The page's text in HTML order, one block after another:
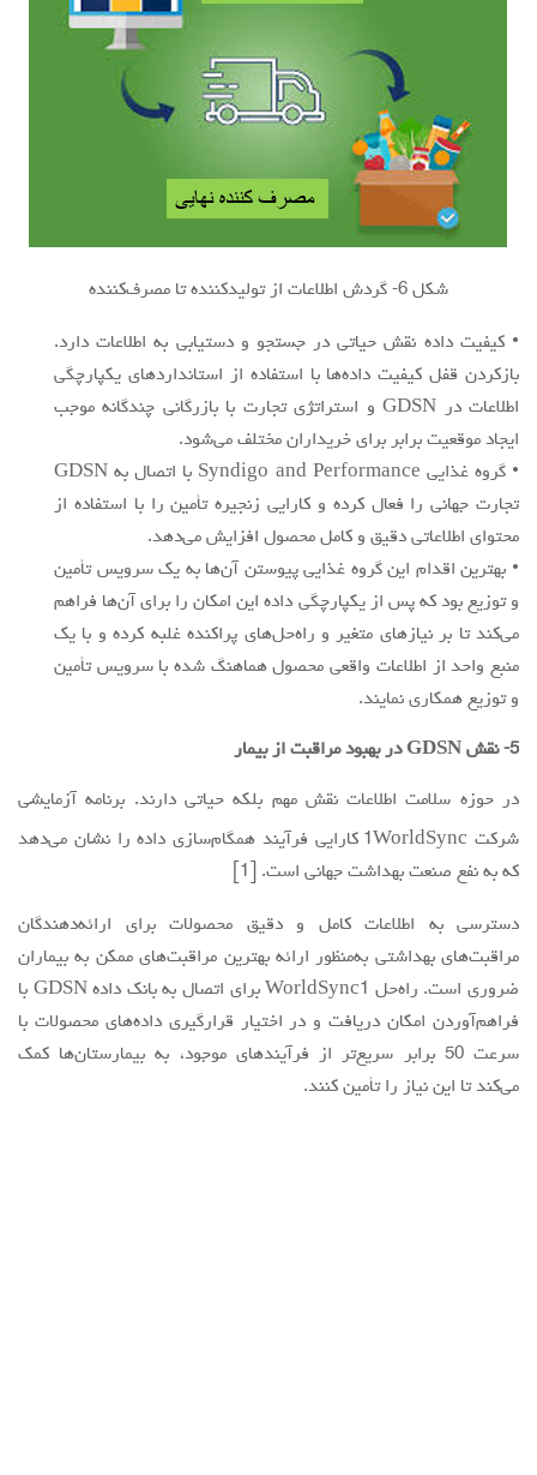
شکل 6- گردش اطلاعات از تولیدکننده تا مصرف‌کننده
• کیفیت داده نقش حیاتی در جستجو و دستیابی به اطلاعات دارد.
بازکردن قفل کیفیت داده‌ها با استفاده از استانداردهای یکپارچگی
اطلاعات در GDSN و استراتژی تجارت با بازرگانی چندگانه موجب
ایجاد موقعیت برابر برای خریداران مختلف می‌شود.
• گروه غذایی Syndigo and Performance با اتصال به GDSN
تجارت جهانی را فعال کرده و کارایی زنجیره تأمین را با استفاده از
محتوای اطلاعاتی دقیق و کامل محصول افزایش می‌دهد.
• بهترین اقدام این گروه غذایی پیوستن آن‌ها به یک سرویس تأمین
و توزیع بود که پس از یکپارچگی داده این امکان را برای آن‌ها فراهم
می‌کند تا بر نیازهای متغیر و راه‌حل‌های پراکنده غلبه کرده و با یک
منبع واحد از اطلاعات واقعی محصول هماهنگ شده با سرویس تأمین
و توزیع همکاری نمایند.
5- نقش GDSN در بهبود مراقبت از بیمار
در حوزه سلامت اطلاعات نقش مهم بلکه حیاتی دارند. برنامه آزمایشی
شرکت 1WorldSync
کارایی فرآیند همگام‌سازی داده را نشان می‌دهد
که به نفع صنعت بهداشت جهانی است. [1]
دسترسی به اطلاعات کامل و دقیق محصولات برای ارائه‌دهندگان
مراقبت‌های بهداشتی به‌منظور ارائه بهترین مراقبت‌های ممکن به بیماران
ضروری است. راه‌حل WorldSync1 برای اتصال به بانک داده GDSN با
فراهم‌آوردن امکان دریافت و در اختیار قرارگیری داده‌های محصولات با
سرعت 50 برابر سریع‌تر از فرآیندهای موجود، به بیمارستان‌ها کمک
می‌کند تا این نیاز را تأمین کنند.